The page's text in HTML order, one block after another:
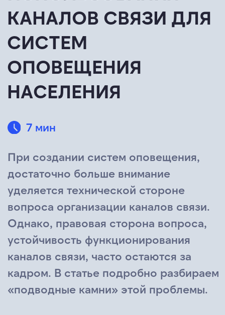
7 мин
НАСЕЛЕНИЯ
достаточно больше внимание
уделяется технической стороне
вопроса организации каналов связи.
каналов связи, часто остаются за